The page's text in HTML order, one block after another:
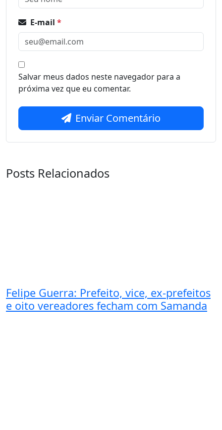
E-mail *
Salvar meus dados neste navegador para a
próxima vez que eu comentar.
Enviar Comentário
Posts Relacionados
Felipe Guerra: Prefeito, vice, ex-prefeitos
e oito vereadores fecham com Samanda